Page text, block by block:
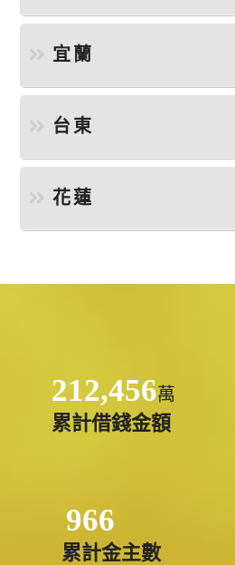
宜蘭
台東
花蓮
212,456萬
累計借錢金額
966
累計金主數